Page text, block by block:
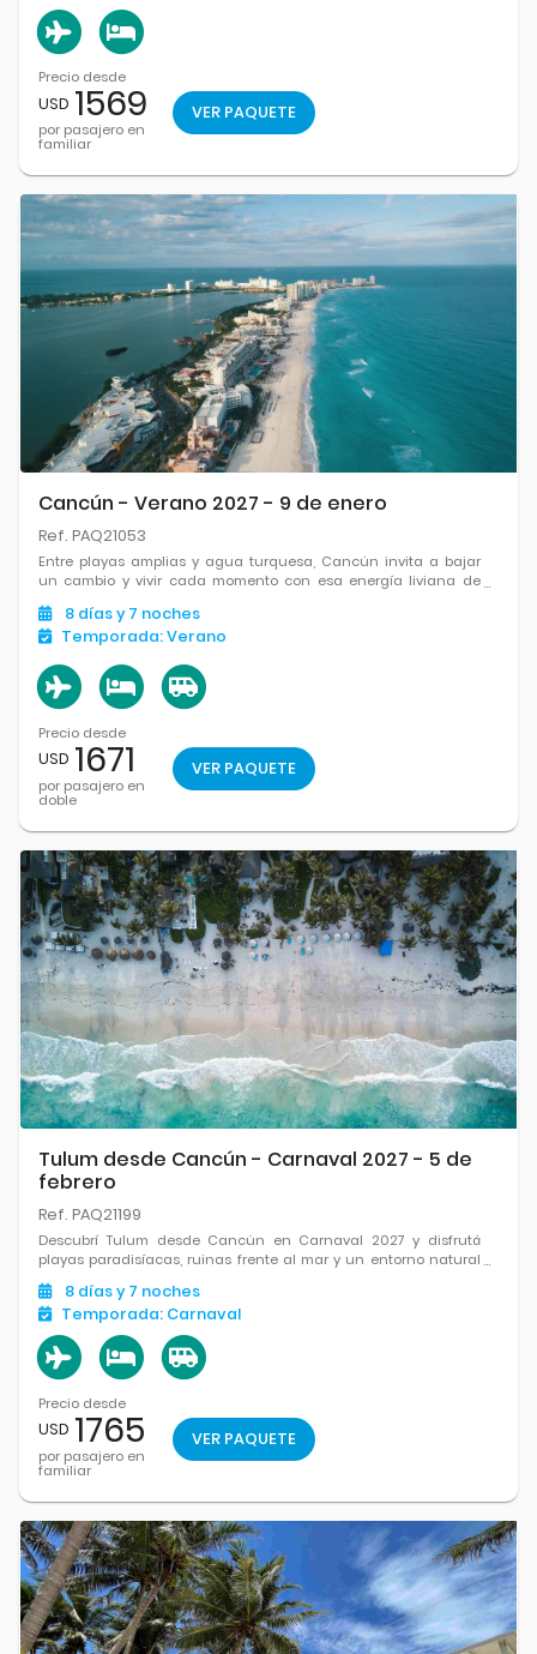
Precio desde
USD 1569
por pasajero en
familiar
VER PAQUETE
Cancún - Verano 2027 - 9 de enero
Ref. PAQ21053
Entre playas amplias y agua turquesa, Cancún invita a bajar
un cambio y vivir cada momento con esa energía liviana de
8 díasy 7 noches
Temporada:Verano
Precio desde
USD 1671
por pasajero en
doble
VER PAQUETE
Tulum desde Cancún - Carnaval 2027 - 5 de
febrero
Ref. PAQ21199
Descubrí Tulum desde Cancún en Carnaval 2027 y disfrutá
playas paradisíacas, ruinas frente al mar y un entorno natural
único.
8 díasy 7 noches
Temporada: Carnaval
Precio desde
USD 1765
por pasajero en
familiar
VER PAQUETE